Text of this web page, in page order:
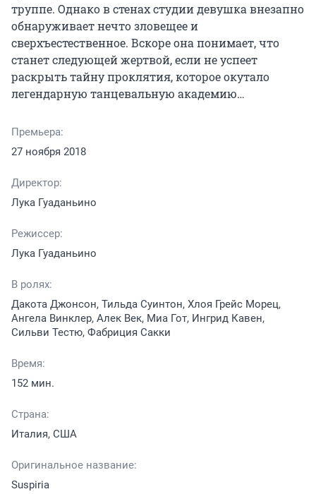
труппе. Однако в стенах студии девушка внезапно
обнаруживает нечто зловещее и
сверхъестественное. Вскоре она понимает, что
станет следующей жертвой, если не успеет
раскрыть тайну проклятия, которое окутало
легендарную танцевальную академию…
Премьера:
27 ноября 2018
Директор:
Лука Гуаданьино
Режиссер:
Лука Гуаданьино
В ролях:
Дакота Джонсон, Тильда Суинтон, Хлоя Грейс Морец,
Ангела Винклер, Алек Век, Миа Гот, Ингрид Кавен,
Сильви Тестю, Фабриция Сакки
Время:
152 мин.
Страна:
Италия, США
Оригинальное название:
Suspiria